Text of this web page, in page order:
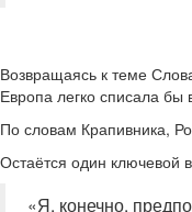
Возвращаясь к теме
Европа легко списала бы
По словам Крапивника,
Остаётся один
«Я, конечно,